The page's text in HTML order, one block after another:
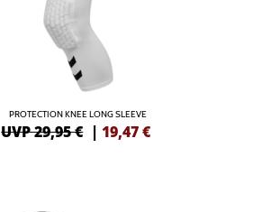
PROTECTION KNEE LONG SLEEVE
UVP 29,95 € |19,47€